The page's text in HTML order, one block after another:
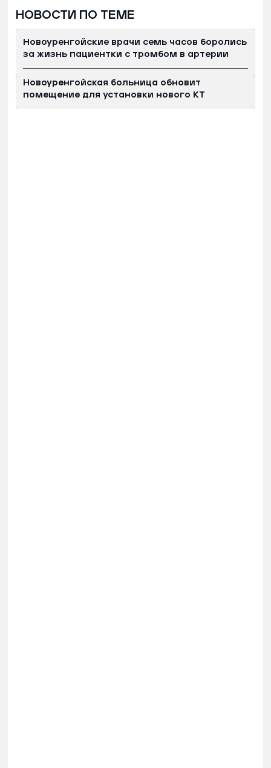
НОВОСТИ ПО ТЕМЕ
Новоуренгойские врачи семь часов боролись
за жизнь пациентки с тромбом в артерии
Новоуренгойская больница обновит
помещение для установки нового КТ